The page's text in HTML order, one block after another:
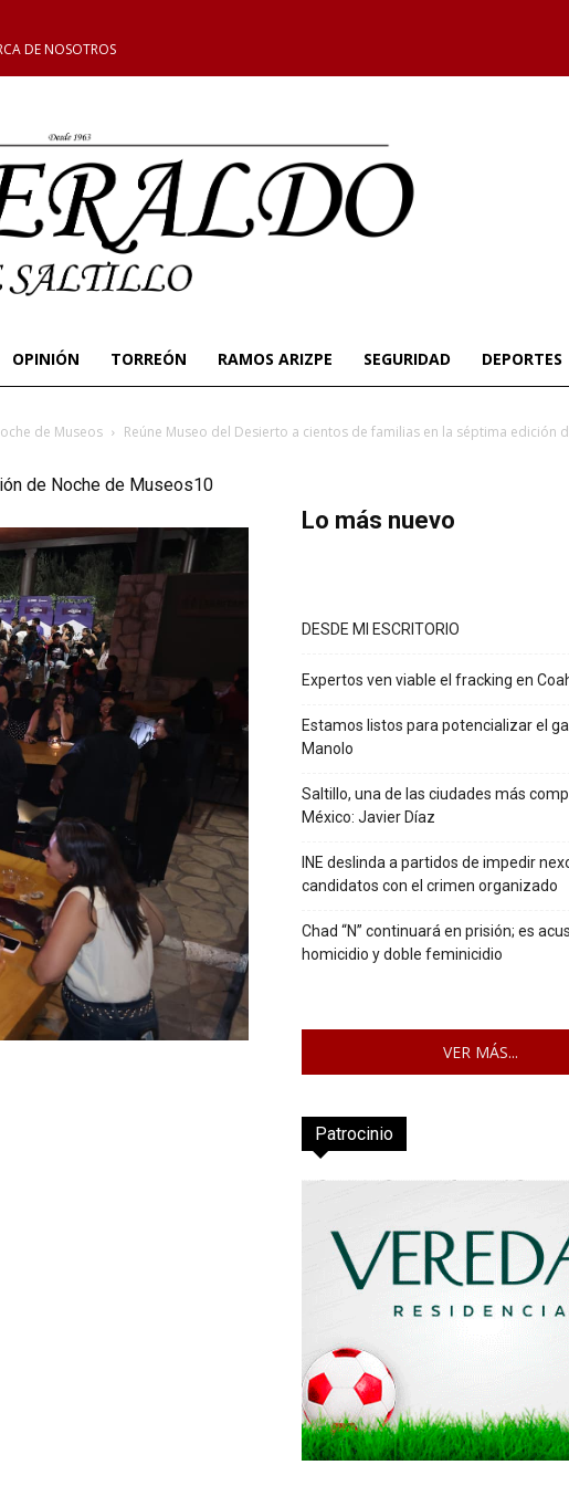
DE NOSOTROS
OPINIÓN TORREÓN RAMOS ARIZPE SEGURIDAD DEPORTES
de Museos
Reúne Museo del Desierto a cientos de familias en la séptima edición
de Noche de Museos10
Lo más nuevo
DESDE MI ESCRITORIO
Expertos ven viable el fracking en
Estamos listos para potencializar el
Manolo
Saltillo, una de las ciudades más
México: Javier Díaz
INE deslinda a partidos de impedir
candidatos con el crimen organizado
Chad “N” continuará en prisión; es
homicidio y doble feminicidio
VER MÁS...
Patrocinio